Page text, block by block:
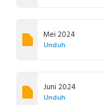
Mei 2024
Unduh
Juni 2024
Unduh